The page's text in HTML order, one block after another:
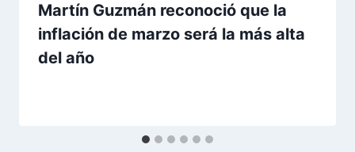
Martín Guzmán reconoció que la
inflación de marzo será la más alta
del año